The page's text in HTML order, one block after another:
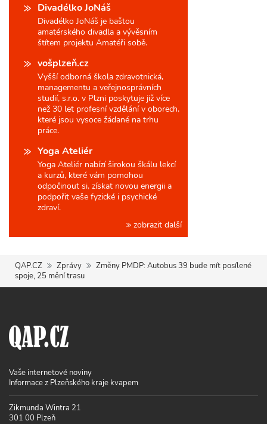
Divadélko JoNáš
Divadélko JoNáš je baštou
amatérského divadla a vývěsním
štítem projektu Amatéři sobě.
vošplzeň.cz
Vyšší odborná škola zdravotnická,
managementu a veřejnosprávních
studií, s.r.o. v Plzni poskytuje již více
než 30 let profesní vzdělání v oborech,
které jsou vysoce žádané na trhu
práce.
Yoga Ateliér
Yoga Ateliér nabízí širokou škálu lekcí
a kurzů, které vám pomohou
odpočinout si, získat novou energii a
podpořit vaše fyzické i psychické
zdraví.
zobrazit další
QAP.CZ Zprávy
Změny PMDP: Autobus 39 bude mít posílené
spoje, 25 mění trasu
Vaše internetové noviny
Informace z Plzeňského kraje kvapem
Zikmunda Wintra 21
301 00 Plzeň